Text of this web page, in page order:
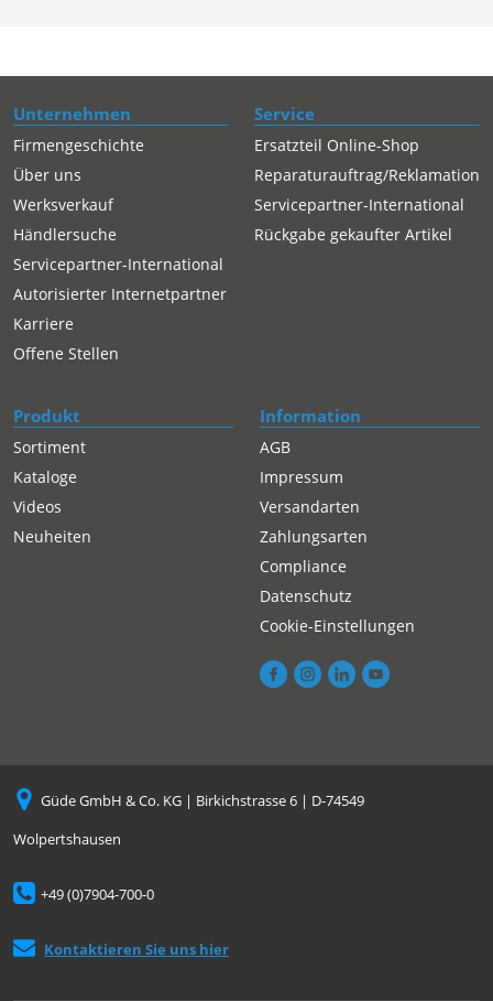
Unternehmen
Firmengeschichte
Über uns
Werksverkauf
Händlersuche
Servicepartner-International
Autorisierter Internetpartner
Karriere
Offene Stellen
Service
Ersatzteil Online-Shop
Reparaturauftrag/Reklamation
Servicepartner-International
Rückgabe gekaufter Artikel
Produkt
Sortiment
Kataloge
Videos
Neuheiten
Information
AGB
Impressum
Versandarten
Zahlungsarten
Compliance
Datenschutz
Cookie-Einstellungen
Güde GmbH & Co. KG | Birkichstrasse 6 | D-74549
Wolpertshausen
+49 (0)7904-700-0
Kontaktieren Sie uns hier